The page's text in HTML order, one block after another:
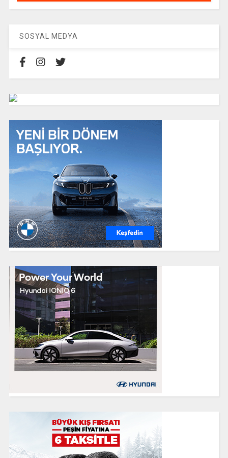
SOSYAL MEDYA